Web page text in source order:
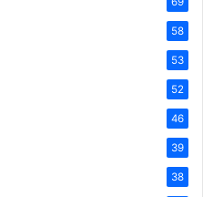
58
53
52
46
39
38